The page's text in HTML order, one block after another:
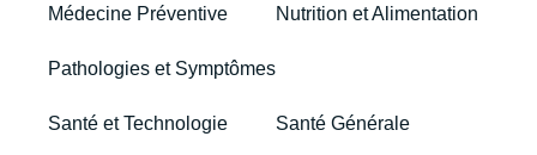
Médecine Préventive Nutrition et Alimentation
Pathologies et Symptômes
Santé et Technologie Santé Générale